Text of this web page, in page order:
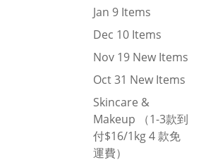
Jan 9 Items
Dec 10 Items
Nov 19 New Items
Oct 31 New Items
Skincare &
Makeup （1-3款到
付$16/1kg 4 款免
運費）